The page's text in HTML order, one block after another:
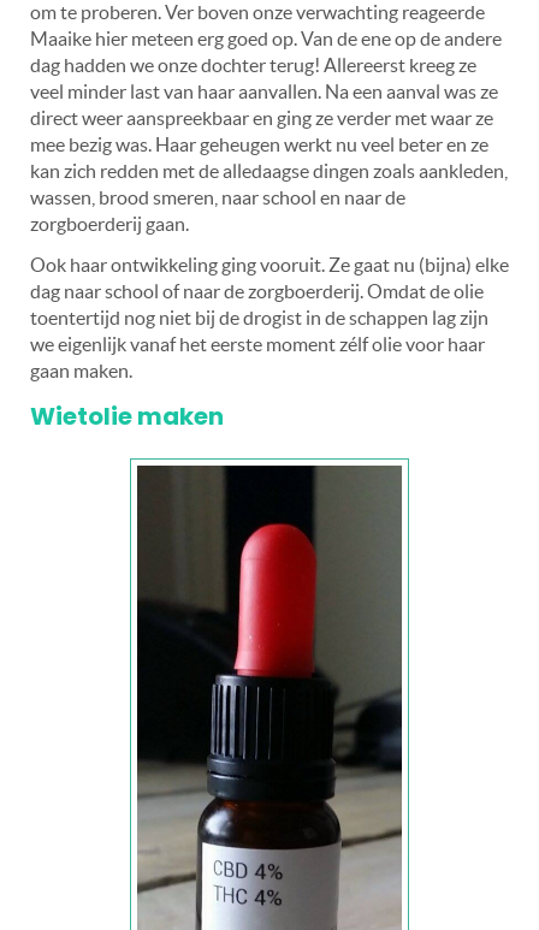
om te proberen. Ver boven onze verwachting reageerde
Maaike hier meteen erg goed op. Van de ene op de andere
dag hadden we onze dochter terug! Allereerst kreeg ze
veel minder last van haar aanvallen. Na een aanval was ze
direct weer aanspreekbaar en ging ze verder met waar ze
mee bezig was. Haar geheugen werkt nu veel beter en ze
kan zich redden met de alledaagse dingen zoals aankleden,
wassen, brood smeren, naar school en naar de
zorgboerderij gaan.
Ook haar ontwikkeling ging vooruit. Ze gaat nu (bijna) elke
dag naar school of naar de zorgboerderij. Omdat de olie
toentertijd nog niet bij de drogist in de schappen lag zijn
we eigenlijk vanaf het eerste moment zélf olie voor haar
gaan maken.
Wietolie maken